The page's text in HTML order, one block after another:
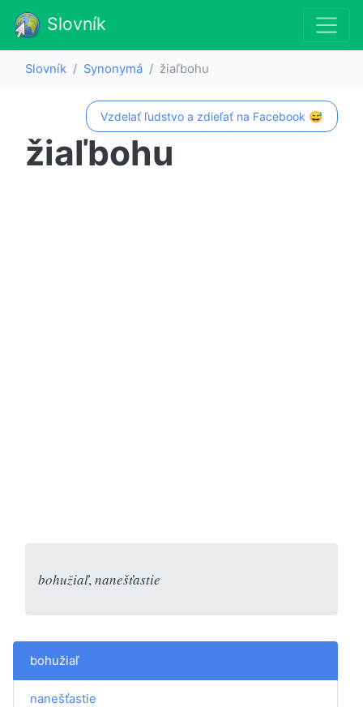
Slovník
Slovník Synonymá žiaľbohu
Vzdelať ľudstvo a zdieľať na Facebook 😅
žiaľbohu
bohužiaľ, nanešťastie
bohužiaľ
nanešťastie